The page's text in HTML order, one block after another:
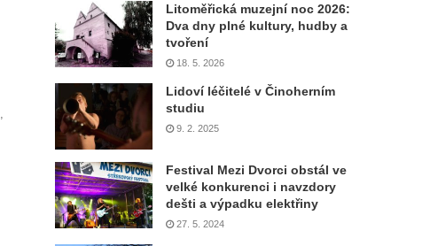
Litoměřická muzejní noc 2026:
Dva dny plné kultury, hudby a
tvoření
18. 5. 2026
Lidoví léčitelé v Činoherním
studiu
9. 2. 2025
Festival Mezi Dvorci obstál ve
velké konkurenci i navzdory
dešti a výpadku elektřiny
27. 5. 2024